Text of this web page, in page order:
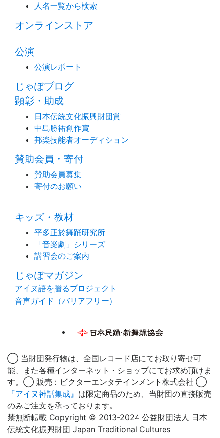
人名一覧から検索
オンラインストア
公演
公演レポート
じゃぽブログ
顕彰・助成
日本伝統文化振興財団賞
中島勝祐創作賞
邦楽技能者オーディション
賛助会員・寄付
賛助会員募集
寄付のお願い
キッズ・教材
平多正於舞踊研究所
「音楽劇」シリーズ
講習会のご案内
じゃぽマガジン
アイヌ語を贈るプロジェクト
音声ガイド（バリアフリー）
◯ 当財団発行物は、全国レコード店にてお取り寄せ可
能、また各種インターネット・ショップにてお求め頂けま
す。◯ 販売：ビクターエンタテインメント株式会社 ◯
『アイヌ神話集成』 は限定商品のため、当財団の直接販売
のみご注文を承っております。
禁無断転載 Copyright © 2013-2024 公益財団法人 日本
伝統文化振興財団 Japan Traditional Cultures